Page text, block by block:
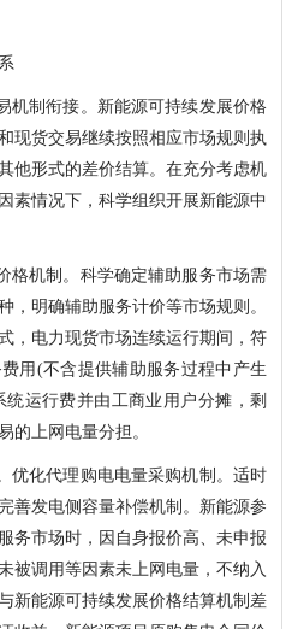
制衔接。新能源可持续发展价格
现货交易继续按照相应市场规则执
他形式的差价结算。在充分考虑机
素情况下，科学组织开展新能源中
机制。科学确定辅助服务市场需
，明确辅助服务计价等市场规则。
，电力现货市场连续运行期间，符
用(不含提供辅助服务过程中产生
运行费并由工商业用户分摊，剩
的上网电量分担。
化代理购电电量采购机制。适时
善发电侧容量补偿机制。新能源参
务市场时，因自身报价高、未申报
被调用等因素未上网电量，不纳入
新能源可持续发展价格结算机制差